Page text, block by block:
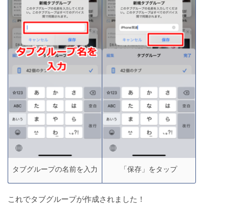
タブグループの名前を入力 「保存」をタップ
これでタブグループが作成されました！